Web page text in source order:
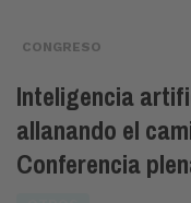
CONGRESO
Inteligencia
allanando el
Conferencia